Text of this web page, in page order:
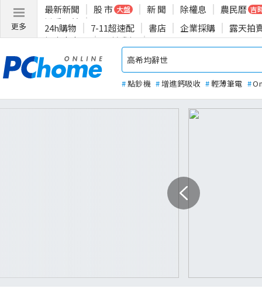
更多
最新新聞 股 市 大盤 新 聞 除權息 農民曆 吉
揪愛公益
24h購物 7-11超速配 書店 企業採購
露天拍
投資人專區
關於我們
#點鈔機 #增進鈣吸收 #輕薄筆電 #